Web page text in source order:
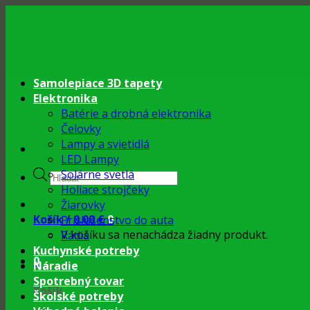
Products
search
Košík /0.00€0
V košíku sa nenachádza žiadny produkt.
0
Košík
Samolepiace 3D tapety
Elektronika
Batérie a drobná elektronika
Čelovky
Lampy a svietidlá
LED Lampy
Solárne svetlá
Holiace strojčeky
Žiarovky
Príslušenstvo do auta
Rádiá
Kuchynské potreby
Náradie
Spotrebný tovar
Školské potreby